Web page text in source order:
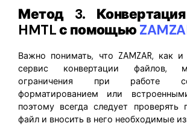
Метод 3.
HMTL с помощью
Важно понимать, что ZAMZAR, как
сервис конвертации файлов,
ограничения при работе
форматированием или
поэтому всегда следует проверять
файл и вносить в него необходимые